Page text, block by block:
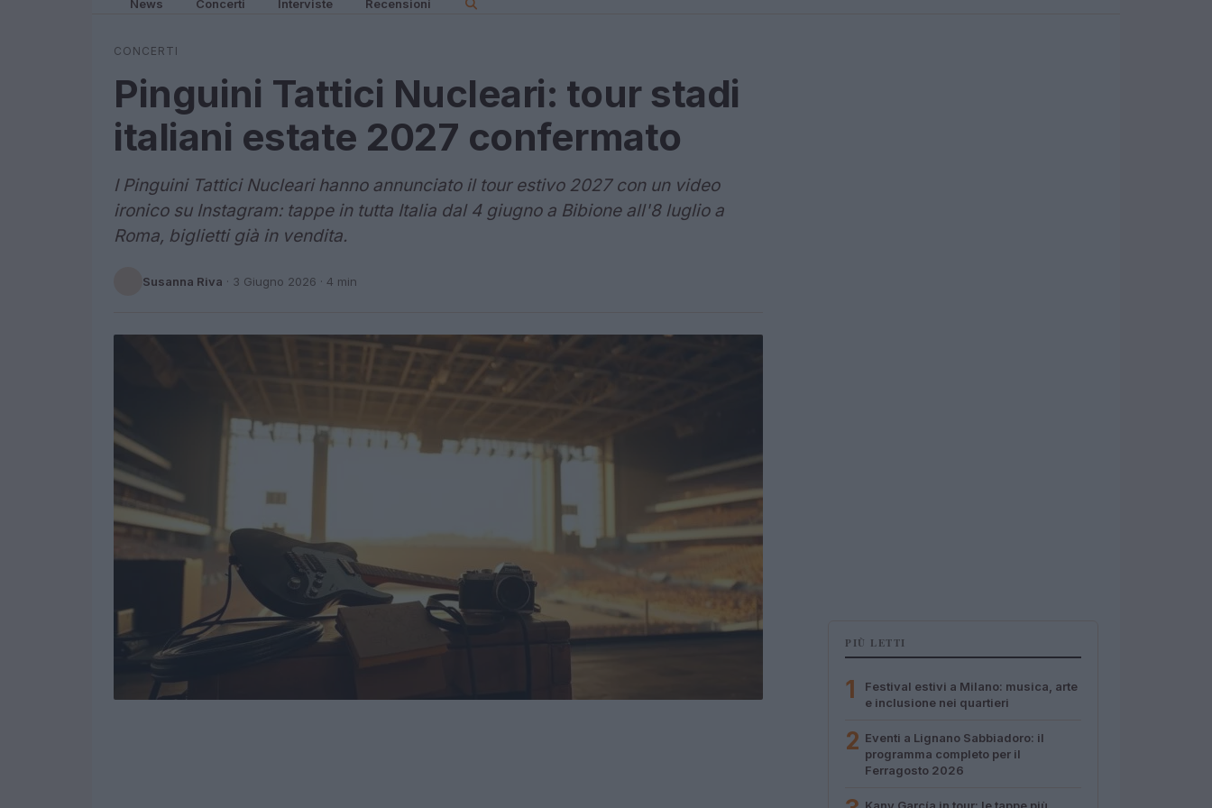
News Concerti Interviste Recensioni
CONCERTI
Pinguini Tattici Nucleari: tour stadi
italiani estate 2027 confermato
I Pinguini Tattici Nucleari hanno annunciato il tour estivo 2027 con un video
ironico su Instagram: tappe in tutta Italia dal 4 giugno a Bibione all'8 luglio a
Roma, biglietti già in vendita.
Susanna Riva · 3 Giugno 2026 · 4 min
PIÙ LETTI
1
Festival estivi a Milano: musica, arte
e inclusione nei quartieri
2 Eventi a Lignano Sabbiadoro: il
programma completo per il
Ferragosto 2026